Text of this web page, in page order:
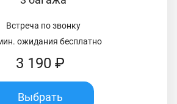
Встреча по звонку
ожидания бесплатно
3 190 ₽
Выбрать